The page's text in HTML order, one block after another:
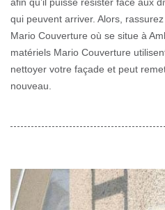
qui peuvent arriver. Alors,
Mario Couverture où se situe à
matériels Mario Couverture
nettoyer votre façade et peut
nouveau.